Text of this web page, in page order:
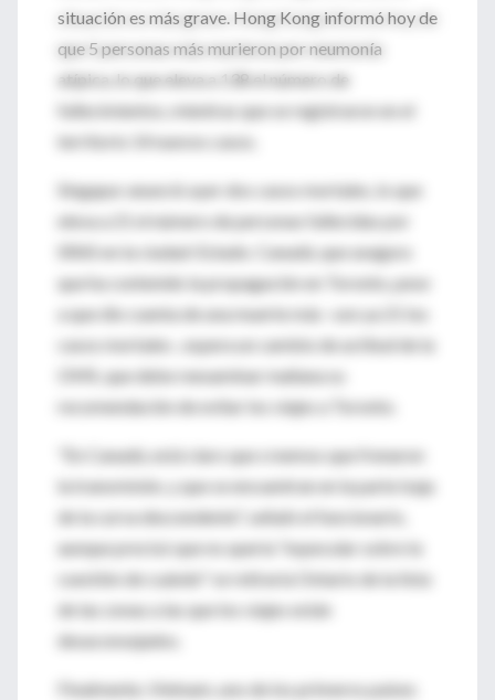
situación es más grave. Hong Kong informó hoy de
que 5 personas más murieron por neumonía
atípica, lo que eleva a 138 el número de
fallecimientos, mientras que se registraron en el
territorio 14 nuevos casos.
Singapur anunció ayer dos casos mortales, lo que
eleva a 21 el número de personas fallecidas por
SRAS en la ciudad-Estado. Canadá, que asegura
que ha contenido la propagación en Toronto, pese
a que dio cuenta de una muerte más -son ya 21 los
casos mortales-, espera un cambio de actitud de la
OMS, que debe reexaminar mañana su
recomendación de evitar los viajes a Toronto.
"En Canadá, está claro que creemos que frenaron
la transmisión, y que se encuentran en la parte baja
de la curva descendente", señaló el funcionario,
aunque precisó que no quería "especular sobre la
cuestión de cuándo" se retiraría Ontario de la lista
de las zonas a las que los viajes están
desaconsejados.
Finalmente, Vietnam, uno de los primeros países